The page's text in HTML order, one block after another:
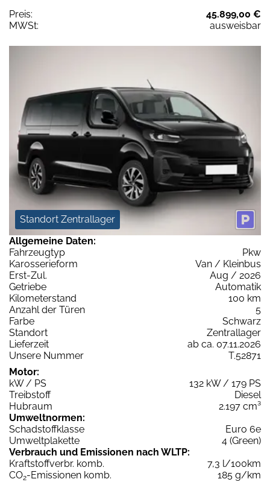
Preis:
45.899,00 €
MWSt:
ausweisbar
Standort Zentrallager
Allgemeine Daten:
Fahrzeugtyp
Pkw
Karosserieform
Van / Kleinbus
Erst-Zul.
Aug / 2026
Getriebe
Automatik
Kilometerstand
100 km
Anzahl der Türen
5
Farbe
Schwarz
Standort
Zentrallager
Lieferzeit
ab ca. 07.11.2026
Unsere Nummer
T.52871
Motor:
kW / PS
132 kW / 179 PS
Treibstoff
Diesel
Hubraum
2.197 cm³
Umweltnormen:
Schadstoffklasse
Euro 6e
Umweltplakette
4 (Green)
Verbrauch und Emissionen nach WLTP:
Kraftstoffverbr. komb.
7,3 l/100km
CO2-Emissionen komb.
185 g/km